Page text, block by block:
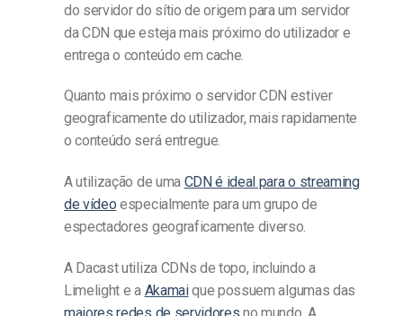
do servidor do sítio de origem para um servidor
da CDN que esteja mais próximo do utilizador e
entrega o conteúdo em cache.
Quanto mais próximo o servidor CDN estiver
geograficamente do utilizador, mais rapidamente
o conteúdo será entregue.
A utilização de uma CDN é ideal para o streaming
de vídeo especialmente para um grupo de
espectadores geograficamente diverso.
A Dacast utiliza CDNs de topo, incluindo a
Limelight e a Akamaique possuem algumas das